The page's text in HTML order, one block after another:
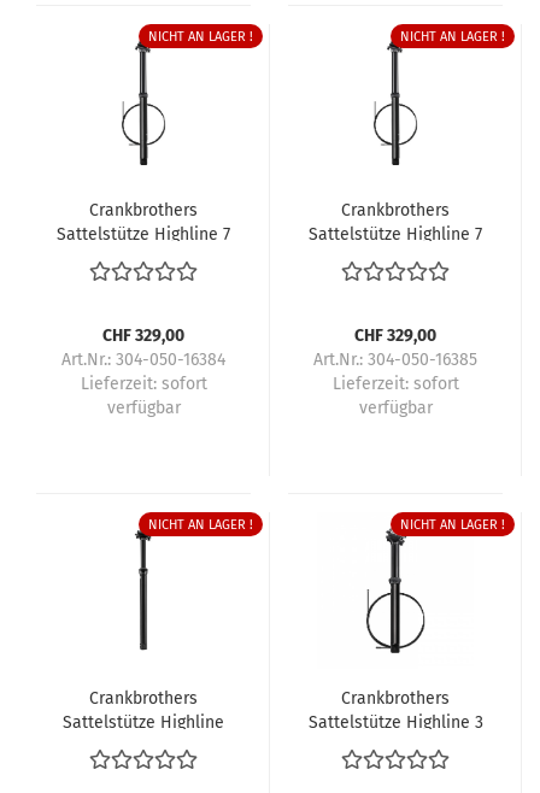
NICHT AN LAGER !
Crankbrothers
Sattelstütze Highline 7
CHF 329,00
Art.Nr.: 304-050-16384
Lieferzeit: sofort
verfügbar
NICHT AN LAGER !
Crankbrothers
Sattelstütze Highline 7
CHF 329,00
Art.Nr.: 304-050-16385
Lieferzeit: sofort
verfügbar
NICHT AN LAGER !
Crankbrothers
Sattelstütze Highline
XC/Gravel
NICHT AN LAGER !
Crankbrothers
Sattelstütze Highline 3